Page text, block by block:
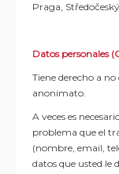
Praga, Středočeský
Datos personales
Tiene derecho a
anonimato.
A veces es
problema que el
(nombre, email,
datos que usted le